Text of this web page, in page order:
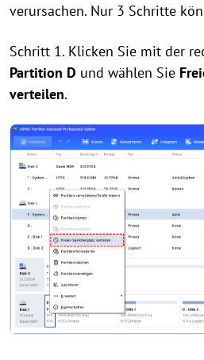
verursachen. Nur 3 Schritte
Schritt 1. Klicken Sie mit der
Partition D und wählen Sie
verteilen.